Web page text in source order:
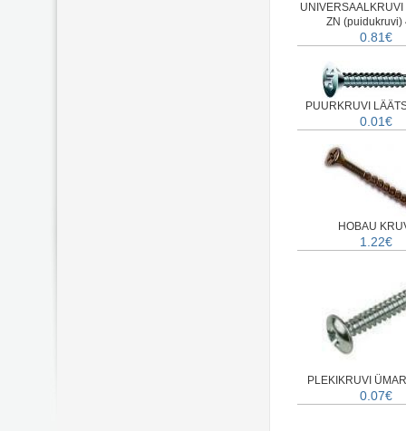
UNIVERSAALKRUVI
ZN (puidukruvi)
0.81€
PUURKRUVI
0.01€
HOBAU
1.22€
PLEKIKRUVI
0.07€